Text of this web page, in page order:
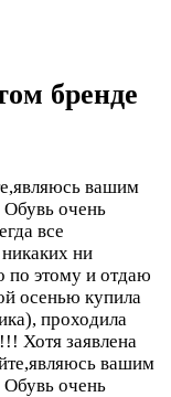
бренде
вашим
Обувь очень
все
ни
по этому и отдаю
осенью купила
проходила
Хотя заявлена
вашим
Обувь очень